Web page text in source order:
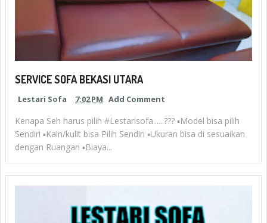
SERVICE SOFA BEKASI UTARA
Lestari Sofa 7:02 PM Add Comment
Kenapa Seh harus pilih #Lestarisofa......??? ▪Model bisa pilih
Sendiri ▪Kain/kulit bisa Pilih Sendiri ▪Ukuran bisa di sesuaikan
dengan Ruangan ▪Biaya...